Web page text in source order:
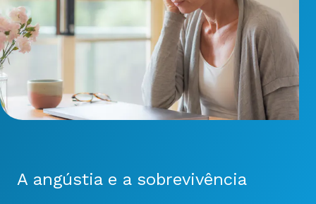
A angústia e a sobrevivência